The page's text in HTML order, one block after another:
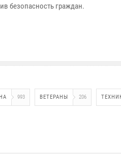
безопасность граждан.
993 ВЕТЕРАНЫ 206